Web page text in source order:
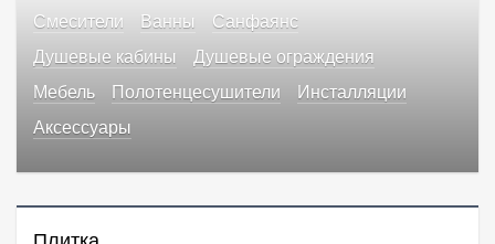
Смесители Ванны
Санфаянс
Душевые кабины
Душевые ограждения
Мебель
Полотенцесушители
Инсталляции
Аксессуары